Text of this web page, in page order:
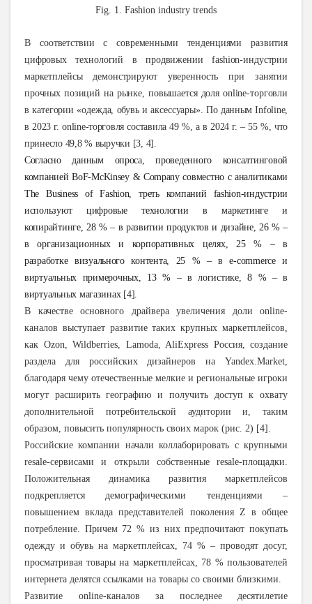
Fig. 1. Fashion industry trends
Всоответствии с современными тенденциями развития
цифровых технологий в продвижении fashion-индустрии
маркетплейсы демонстрируют уверенность при занятии
прочных позиций на рынке, повышается доля online-торговли
в категории «одежда, обувь и аксессуары».По даннымInfoline,
в 2023 г.online-торговля составила 49 %, а в 2024 г. – 55 %, что
принесло 49,8 % выручки [3, 4].
Согласно данным опроса, проведенного консалтинговой
компанией BoF-McKinsey & Company совместно с аналитиками
The Business of Fashion, треть компаний fashion-индустрии
используют цифровые технологии в маркетинге и
копирайтинге, 28 % – в развитии продуктов и дизайне, 26 % –
в организационных и корпоративных целях, 25 % – в
разработке визуального контента, 25 % – вe-commerceи
виртуальных примерочных, 13 % – в логистике, 8 % – в
виртуальных магазинах [4].
В качестве основного драйвера увеличения доли online-
каналов выступает развитие таких крупных маркетплейсов,
как Ozon, Wildberries, Lamoda, AliExpress Россия, создание
раздела для российских дизайнеров на Yandex.Market,
благодаря чему отечественные мелкие и региональные игроки
могут расширить географию и получить доступ к охвату
дополнительной потребительской аудитории и, таким
образом, повысить популярность своих марок (рис. 2) [4].
Российские компании начали коллаборировать c крупными
resale-сервисами и открыли собственные resale-площадки.
Положительная динамика развития маркетплейсов
подкрепляется демографическими тенденциями –
повышением вклада представителей поколения Z в общее
потребление. Причем 72 % из них предпочитают покупать
одежду и обувь на маркетплейсах, 74 % – проводят досуг,
просматривая товары на маркетплейсах, 78 % пользователей
интернета делятся ссылками на товары со своими близкими.
Развитие online-каналов за последнее десятилетие